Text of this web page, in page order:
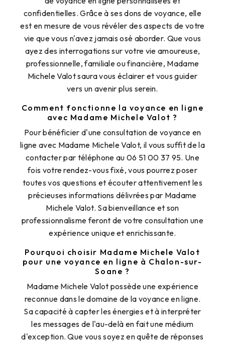
confidentielles. Grâce à ses dons de voyance, elle
est en mesure de vous révéler des aspects de votre
vie que vous n'avez jamais osé aborder. Que vous
ayez des interrogations sur votre vie amoureuse,
professionnelle, familiale ou financière, Madame
Michele Valot saura vous éclairer et vous guider
vers un avenir plus serein.
Comment fonctionne la voyance en ligne
avec Madame Michele Valot ?
Pour bénéficier d'une consultation de voyance en
ligne avec Madame Michele Valot, il vous suffit de la
contacter par téléphone au 06 51 00 37 95. Une
fois votre rendez-vous fixé, vous pourrez poser
toutes vos questions et écouter attentivement les
précieuses informations délivrées par Madame
Michele Valot. Sa bienveillance et son
professionnalisme feront de votre consultation une
expérience unique et enrichissante.
Pourquoi choisir Madame Michele Valot
pour une voyance en ligne à Chalon-sur-
Soane ?
Madame Michele Valot possède une expérience
reconnue dans le domaine de la voyance en ligne.
Sa capacité à capter les énergies et à interpréter
les messages de l'au-delà en fait une médium
d'exception. Que vous soyez en quête de réponses